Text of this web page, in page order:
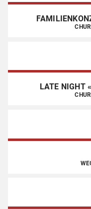
LATE NIGHT